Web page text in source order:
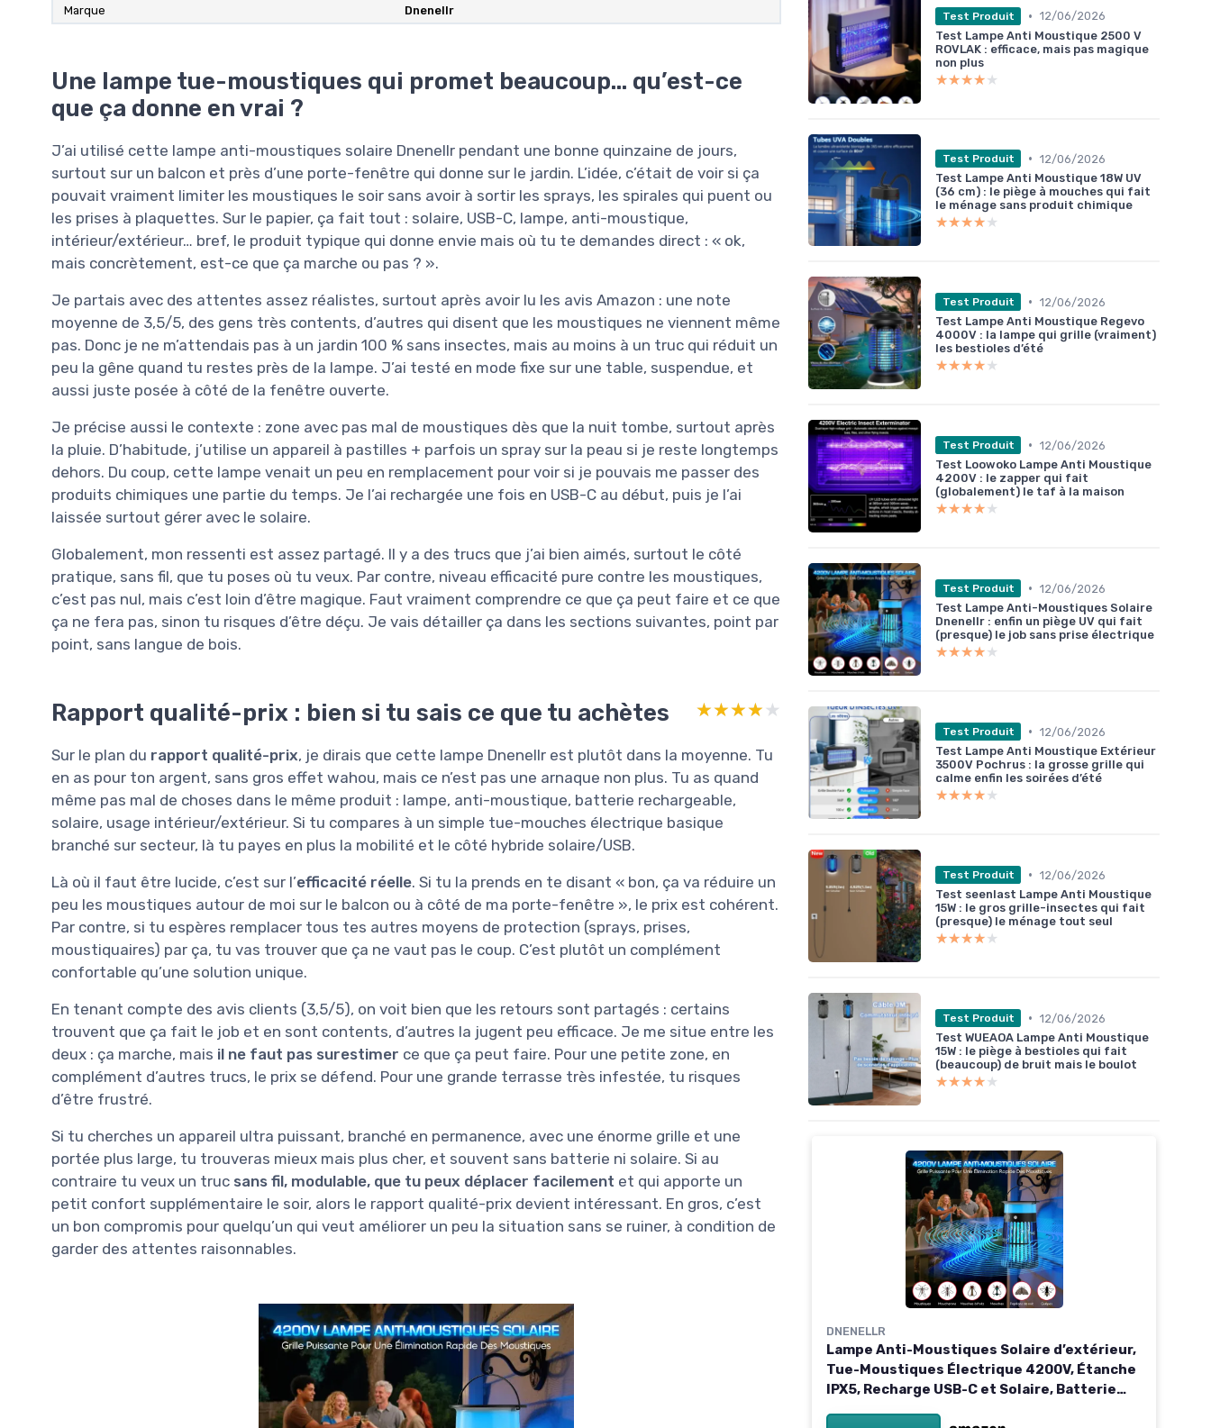
Marque Dnenellr
Une lampe tue-moustiques qui promet beaucoup… qu’est-ce
que ça donne en vrai ?
J’ai utilisé cette lampe anti-moustiques solaire Dnenellr pendant une bonne quinzaine de jours,
surtout sur un balcon et près d’une porte-fenêtre qui donne sur le jardin. L’idée, c’était de voir si ça
pouvait vraiment limiter les moustiques le soir sans avoir à sortir les sprays, les spirales qui puent ou
les prises à plaquettes. Sur le papier, ça fait tout : solaire, USB-C, lampe, anti-moustique,
intérieur/extérieur… bref, le produit typique qui donne envie mais où tu te demandes direct : « ok,
mais concrètement, est-ce que ça marche ou pas ? ».
Je partais avec des attentes assez réalistes, surtout après avoir lu les avis Amazon : une note
moyenne de 3,5/5, des gens très contents, d’autres qui disent que les moustiques ne viennent même
pas. Donc je ne m’attendais pas à un jardin 100 % sans insectes, mais au moins à un truc qui réduit un
peu la gêne quand tu restes près de la lampe. J’ai testé en mode fixe sur une table, suspendue, et
aussi juste posée à côté de la fenêtre ouverte.
Je précise aussi le contexte : zone avec pas mal de moustiques dès que la nuit tombe, surtout après
la pluie. D’habitude, j’utilise un appareil à pastilles + parfois un spray sur la peau si je reste longtemps
dehors. Du coup, cette lampe venait un peu en remplacement pour voir si je pouvais me passer des
produits chimiques une partie du temps. Je l’ai rechargée une fois en USB-C au début, puis je l’ai
laissée surtout gérer avec le solaire.
Globalement, mon ressenti est assez partagé. Il y a des trucs que j’ai bien aimés, surtout le côté
pratique, sans fil, que tu poses où tu veux. Par contre, niveau efficacité pure contre les moustiques,
c’est pas nul, mais c’est loin d’être magique. Faut vraiment comprendre ce que ça peut faire et ce que
ça ne fera pas, sinon tu risques d’être déçu. Je vais détailler ça dans les sections suivantes, point par
point, sans langue de bois.
Rapport qualité-prix : bien si tu sais ce que tu achètes ★★★★★
★★★★★
Sur le plan du rapport qualité-prix, je dirais que cette lampe Dnenellr est plutôt dans la moyenne. Tu
en as pour ton argent, sans gros effet wahou, mais ce n’est pas une arnaque non plus. Tu as quand
même pas mal de choses dans le même produit : lampe, anti-moustique, batterie rechargeable,
solaire, usage intérieur/extérieur. Si tu compares à un simple tue-mouches électrique basique
branché sur secteur, là tu payes en plus la mobilité et le côté hybride solaire/USB.
Là où il faut être lucide, c’est sur l’efficacité réelle. Si tu la prends en te disant « bon, ça va réduire un
peu les moustiques autour de moi sur le balcon ou à côté de ma porte-fenêtre », le prix est cohérent.
Par contre, si tu espères remplacer tous tes autres moyens de protection (sprays, prises,
moustiquaires) par ça, tu vas trouver que ça ne vaut pas le coup. C’est plutôt un complément
confortable qu’une solution unique.
En tenant compte des avis clients (3,5/5), on voit bien que les retours sont partagés : certains
trouvent que ça fait le job et en sont contents, d’autres la jugent peu efficace. Je me situe entre les
deux : ça marche, mais il ne faut pas surestimer ce que ça peut faire. Pour une petite zone, en
complément d’autres trucs, le prix se défend. Pour une grande terrasse très infestée, tu risques
d’être frustré.
Si tu cherches un appareil ultra puissant, branché en permanence, avec une énorme grille et une
portée plus large, tu trouveras mieux mais plus cher, et souvent sans batterie ni solaire. Si au
contraire tu veux un truc sans fil, modulable, que tu peux déplacer facilement et qui apporte un
petit confort supplémentaire le soir, alors le rapport qualité-prix devient intéressant. En gros, c’est
un bon compromis pour quelqu’un qui veut améliorer un peu la situation sans se ruiner, à condition de
garder des attentes raisonnables.
Test Produit • 12/06/2026
Test Lampe Anti Moustique 2500 V
ROVLAK : efficace, mais pas magique
non plus
★★★★★
★★★★★
Test Produit • 12/06/2026
Test Lampe Anti Moustique 18W UV
(36 cm) : le piège à mouches qui fait
le ménage sans produit chimique
★★★★★
★★★★★
Test Produit • 12/06/2026
Test Lampe Anti Moustique Regevo
4000V : la lampe qui grille (vraiment)
les bestioles d’été
★★★★★
★★★★★
Test Produit • 12/06/2026
Test Loowoko Lampe Anti Moustique
4200V : le zapper qui fait
(globalement) le taf à la maison
★★★★★
★★★★★
Test Produit • 12/06/2026
Test Lampe Anti-Moustiques Solaire
Dnenellr : enfin un piège UV qui fait
(presque) le job sans prise électrique
★★★★★
★★★★★
Test Produit • 12/06/2026
Test Lampe Anti Moustique Extérieur
3500V Pochrus : la grosse grille qui
calme enfin les soirées d’été
★★★★★
★★★★★
Test Produit • 12/06/2026
Test seenlast Lampe Anti Moustique
15W : le gros grille-insectes qui fait
(presque) le ménage tout seul
★★★★★
★★★★★
Test Produit • 12/06/2026
Test WUEAOA Lampe Anti Moustique
15W : le piège à bestioles qui fait
(beaucoup) de bruit mais le boulot
★★★★★
★★★★★
DNENELLR
Lampe Anti-Moustiques Solaire d’extérieur,
Tue-Moustiques Électrique 4200V, Étanche
IPX5, Recharge USB-C et Solaire, Batterie